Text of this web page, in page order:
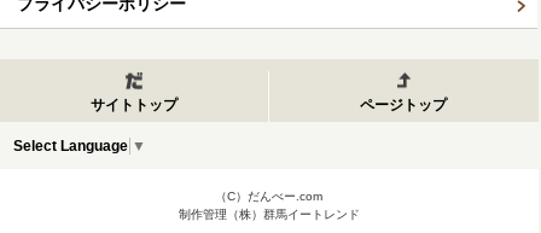
サイトトップ ページトップ
Select Language ▼
（C）だんべー.com
制作管理（株）群馬イートレンド